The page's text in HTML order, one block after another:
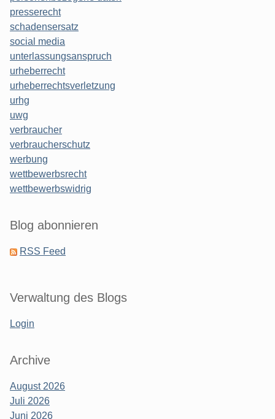
presserecht
schadensersatz
social media
unterlassungsanspruch
urheberrecht
urheberrechtsverletzung
urhg
uwg
verbraucher
verbraucherschutz
werbung
wettbewerbsrecht
wettbewerbswidrig
Blog abonnieren
RSS Feed
Verwaltung des Blogs
Login
Archive
August 2026
Juli 2026
Juni 2026